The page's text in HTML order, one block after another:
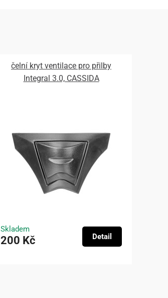
čelní kryt ventilace pro přilby
Integral 3.0, CASSIDA
Skladem
200 Kč Detail